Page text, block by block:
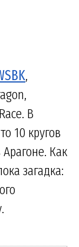
,
В
10 кругов
Как
загадка: